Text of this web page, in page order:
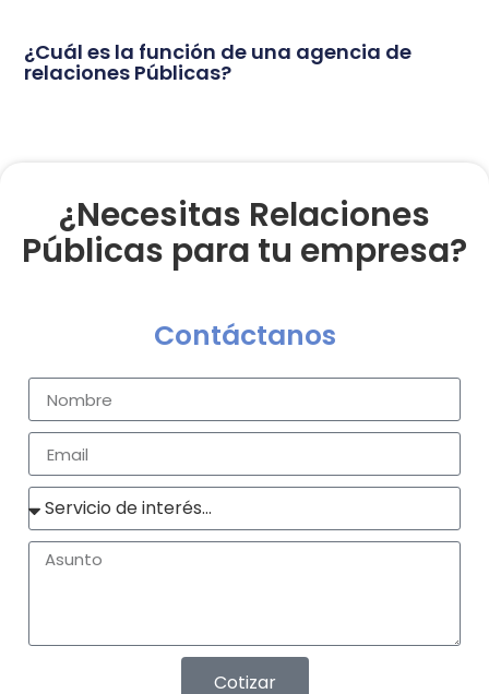
¿Cuál es la función de una agencia de
relaciones Públicas?
¿Necesitas Relaciones
Públicas para tu empresa?
Contáctanos
Cotizar